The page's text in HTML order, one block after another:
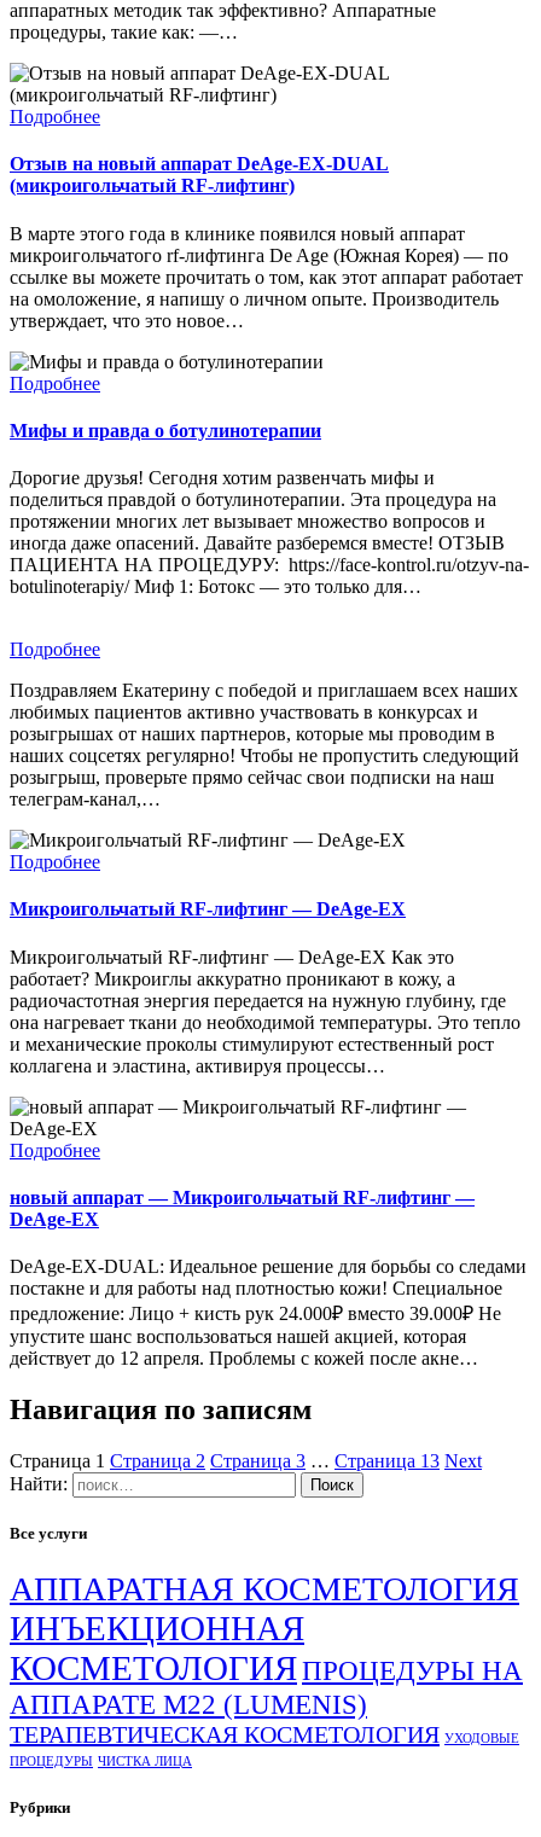
аппаратных методик так эффективно? Аппаратные
процедуры, такие как: —…
Подробнее
Отзыв на новый аппарат DeAge-EX-DUAL
(микроигольчатый RF-лифтинг)
В марте этого года в клинике появился новый аппарат
микроигольчатого rf-лифтинга De Age (Южная Корея) — по
ссылке вы можете прочитать о том, как этот аппарат работает
на омоложение, я напишу о личном опыте. Производитель
утверждает, что это новое…
Подробнее
Мифы и правда о ботулинотерапии
Дорогие друзья! Сегодня хотим развенчать мифы и
поделиться правдой о ботулинотерапии. Эта процедура на
протяжении многих лет вызывает множество вопросов и
иногда даже опасений. Давайте разберемся вместе! ОТЗЫВ
ПАЦИЕНТА НА ПРОЦЕДУРУ: https://face-kontrol.ru/otzyv-na-
botulinoterapiy/ Миф 1: Ботокс — это только для…
Подробнее
Поздравляем Екатерину с победой и приглашаем всех наших
любимых пациентов активно участвовать в конкурсах и
розыгрышах от наших партнеров, которые мы проводим в
наших соцсетях регулярно! Чтобы не пропустить следующий
розыгрыш, проверьте прямо сейчас свои подписки на наш
телеграм-канал,…
Подробнее
Микроигольчатый RF-лифтинг — DeAge-EX
Микроигольчатый RF-лифтинг — DeAge-EX Как это
работает? Микроиглы аккуратно проникают в кожу, а
радиочастотная энергия передается на нужную глубину, где
она нагревает ткани до необходимой температуры. Это тепло
и механические проколы стимулируют естественный рост
коллагена и эластина, активируя процессы…
Подробнее
новый аппарат — Микроигольчатый RF-лифтинг —
DeAge-EX
DeAge-EX-DUAL: Идеальное решение для борьбы со следами
постакне и для работы над плотностью кожи! Специальное
предложение: Лицо + кисть рук 24.000₽ вместо 39.000₽ Не
упустите шанс воспользоваться нашей акцией, которая
действует до 12 апреля. Проблемы с кожей после акне…
Навигация по записям
Страница 1 Страница 2 Страница 3 … Страница 13 Next
Найти:
Все услуги
АППАРАТНАЯ КОСМЕТОЛОГИЯ
ИНЪЕКЦИОННАЯ
КОСМЕТОЛОГИЯПРОЦЕДУРЫ НА
АППАРАТЕ М22 (LUMENIS)
ТЕРАПЕВТИЧЕСКАЯ КОСМЕТОЛОГИЯ УХОДОВЫЕ
ПРОЦЕДУРЫ ЧИСТКА ЛИЦА
Рубрики